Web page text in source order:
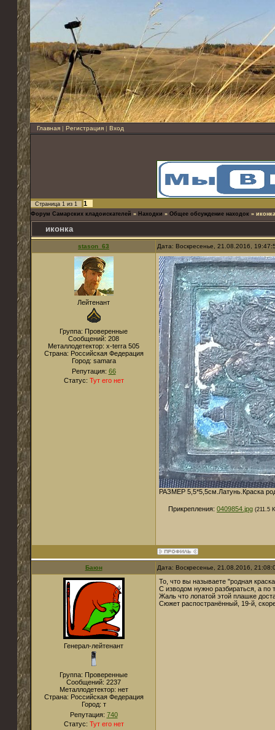
Главная | Регистрация | Вход
Страница 1 из 1 1
Форум Самарских кладоискателей » Находки » Общее обсуждение находок » иконка
иконка
stason_63 Дата: Воскресенье, 21.08.2016,
Лейтенант
Группа: Проверенные
Сообщений: 208
Металлодетектор: x-terra 505
Страна: Российская Федерация
Город: samara
Репутация: 66
Статус: Тут его нет
РАЗМЕР 5,5*5,5см.Латунь.Краска
Прикрепления: 0409854.jpg (211.5
Баюн Дата: Воскресенье, 21.08.2016,
Генерал-лейтенант
Группа: Проверенные
Сообщений: 2237
Металлодетектор: нет
Страна: Российская Федерация
Город: т
Репутация: 740
Статус: Тут его нет
То, что вы называете "родная
С изводом нужно разбираться, а по
Жаль что лопатой этой плашке
Сюжет распостранённый, 19-й,